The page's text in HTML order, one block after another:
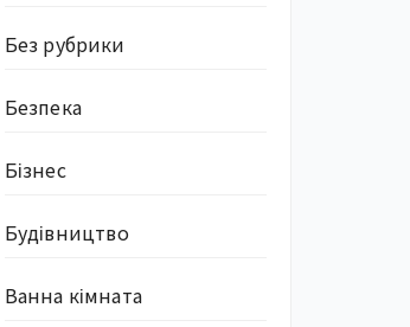
Без рубрики
Безпека
Бізнес
Будівництво
Ванна кімната